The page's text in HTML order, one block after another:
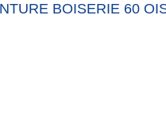
BOISERIE 60